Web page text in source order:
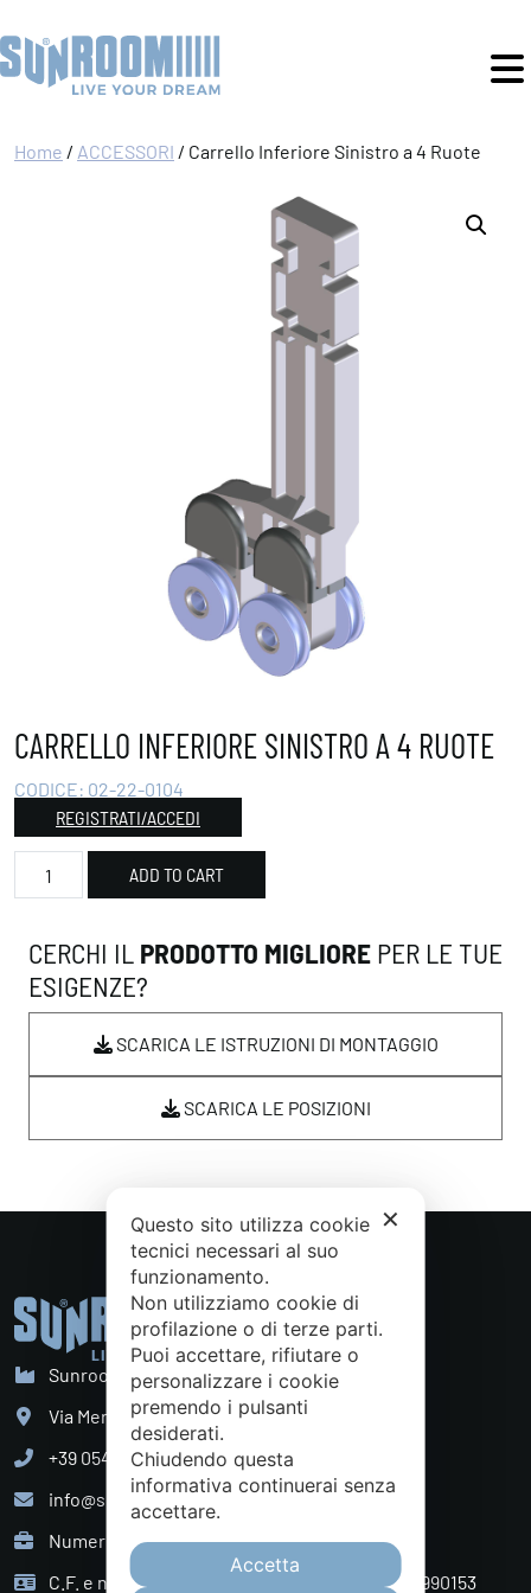
Home / ACCESSORI / Carrello Inferiore Sinistro a 4 Ruote
CARRELLO INFERIORE SINISTRO A 4 RUOTE
CODICE: 02-22-0104
REGISTRATI/ACCEDI
Carrello Inferiore Sinistro a 4 Ruote quantity
ADD TO CART
CERCHI IL PRODOTTO MIGLIORE PER LE TUE
ESIGENZE?
SCARICA LE ISTRUZIONI DI MONTAGGIO
SCARICA LE POSIZIONI
Sunroom S.p.A. - Sede Legale
Via Mercadante, 10 Cattolica (RN) - Italy
+39 0541 834011
info@sunroom.it
Numero REA RN - 225109
C.F. e nr. iscrizione al Registro Imprese 07879990153
✕
Questo sito utilizza cookie
tecnici necessari al suo
funzionamento.
Non utilizziamo cookie di
profilazione o di terze parti.
Puoi accettare, rifiutare o
personalizzare i cookie
premendo i pulsanti
desiderati.
Chiudendo questa
informativa continuerai senza
accettare.
Accetta